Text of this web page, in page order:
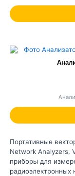
Портативные
Network Analyzers,
приборы для
радиоэлектронных